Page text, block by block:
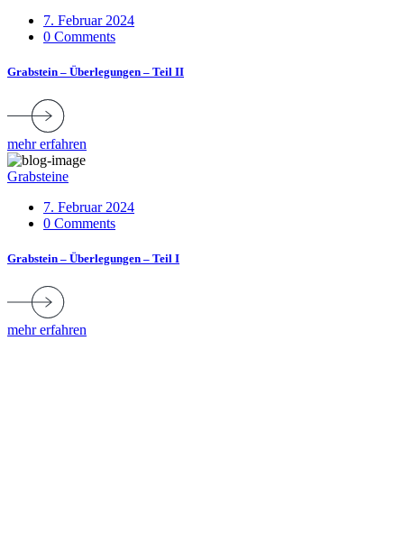
7. Februar 2024
0 Comments
Grabstein – Überlegungen – Teil II
mehr erfahren
Grabsteine
7. Februar 2024
0 Comments
Grabstein – Überlegungen – Teil I
mehr erfahren